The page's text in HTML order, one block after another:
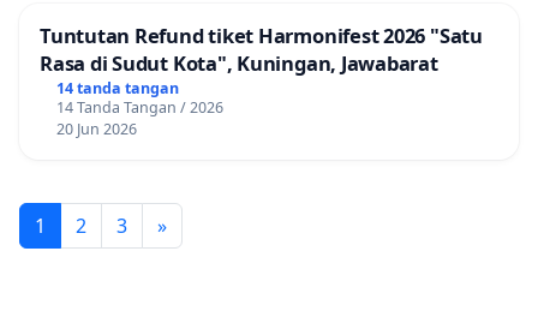
Tuntutan Refund tiket Harmonifest 2026 "Satu
Rasa di Sudut Kota", Kuningan, Jawabarat
14 tanda tangan
14 Tanda Tangan / 2026
20 Jun 2026
1 2 3 »